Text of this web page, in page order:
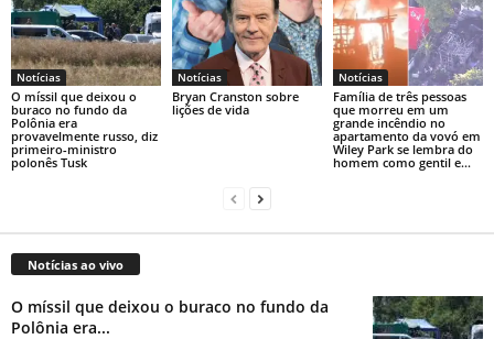
Notícias
O míssil que deixou o
buraco no fundo da
Polônia era
provavelmente russo, diz
primeiro-ministro
polonês Tusk
Notícias
Bryan Cranston sobre
lições de vida
Notícias
Família de três pessoas
que morreu em um
grande incêndio no
apartamento da vovó em
Wiley Park se lembra do
homem como gentil e...
Notícias ao vivo
O míssil que deixou o buraco no fundo da
Polônia era...